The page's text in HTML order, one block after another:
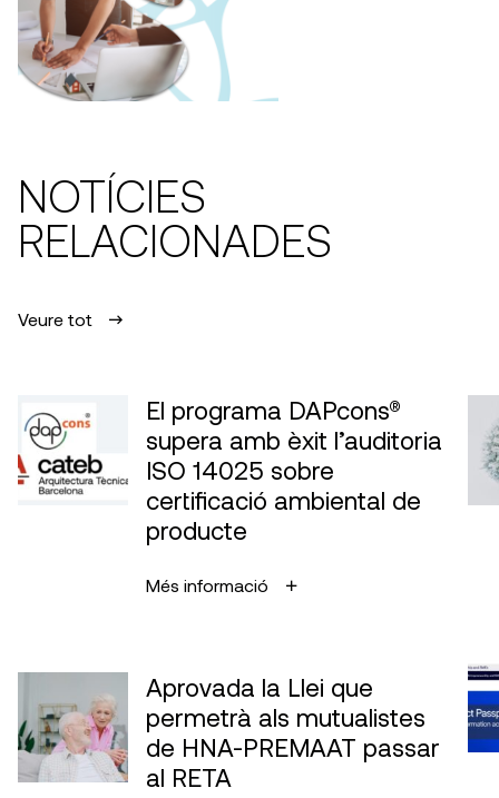
NOTÍCIES
RELACIONADES
Veure tot
El programa DAPcons®
supera amb èxit l’auditoria
ISO 14025 sobre
certificació ambiental de
producte
Més informació
Aprovada la Llei que
permetrà als mutualistes
de HNA-PREMAAT passar
al RETA